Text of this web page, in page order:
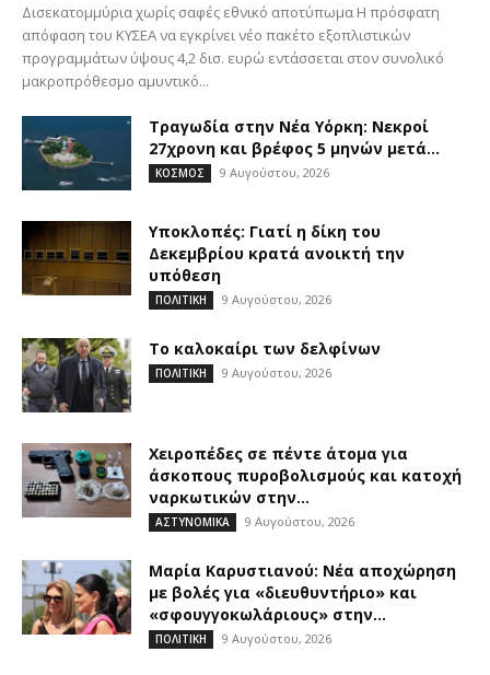
Δισεκατομμύρια χωρίς σαφές εθνικό αποτύπωμα Η πρόσφατη
απόφαση του ΚΥΣΕΑ να εγκρίνει νέο πακέτο εξοπλιστικών
προγραμμάτων ύψους 4,2 δισ. ευρώ εντάσσεται στον συνολικό
μακροπρόθεσμο αμυντικό...
Τραγωδία στην Νέα Υόρκη: Νεκροί
27χρονη και βρέφος 5 μηνών μετά...
ΚΟΣΜΟΣ 9 Αυγούστου, 2026
Υποκλοπές: Γιατί η δίκη του
Δεκεμβρίου κρατά ανοικτή την
υπόθεση
ΠΟΛΙΤΙΚΗ 9 Αυγούστου, 2026
Το καλοκαίρι των δελφίνων
ΠΟΛΙΤΙΚΗ 9 Αυγούστου, 2026
Χειροπέδες σε πέντε άτομα για
άσκοπους πυροβολισμούς και κατοχή
ναρκωτικών στην...
ΑΣΤΥΝΟΜΙΚΑ 9 Αυγούστου, 2026
Μαρία Καρυστιανού: Νέα αποχώρηση
με βολές για «διευθυντήριο» και
«σφουγγοκωλάριους» στην...
ΠΟΛΙΤΙΚΗ 9 Αυγούστου, 2026